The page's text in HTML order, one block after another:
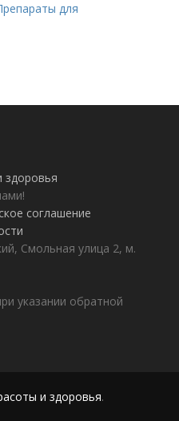
для
здоровья
соглашение
Смольная улица 2, м.
указании обратной
и здоровья.